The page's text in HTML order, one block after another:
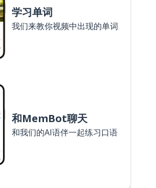
学习单词
我们来教你视频中出现的单词
和MemBot聊天
和我们的AI语伴一起练习口语